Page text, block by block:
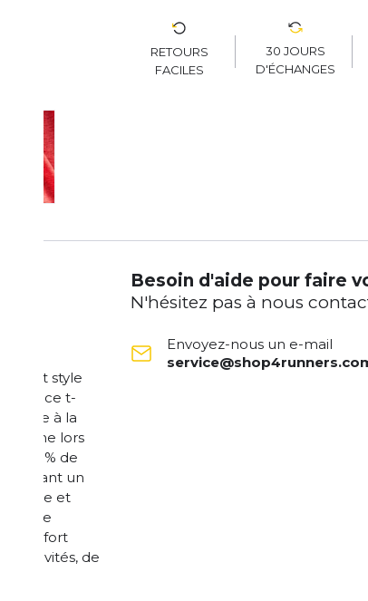
RETOURS
FACILES
30 JOURS
D'ÉCHANGES
et style
ce t-
à la
même lors
à 95 % de
un
totale et
coupe
confort
activités, de
Besoin d'aide pour faire
N'hésitez pas à nous
Envoyez-nous un e-mail